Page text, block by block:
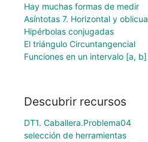
Hay muchas formas de medir
Asíntotas 7. Horizontal y oblicua
Hipérbolas conjugadas
El triángulo Circuntangencial
Funciones en un intervalo [a, b]
Descubrir recursos
DT1. Caballera.Problema04
selección de herramientas